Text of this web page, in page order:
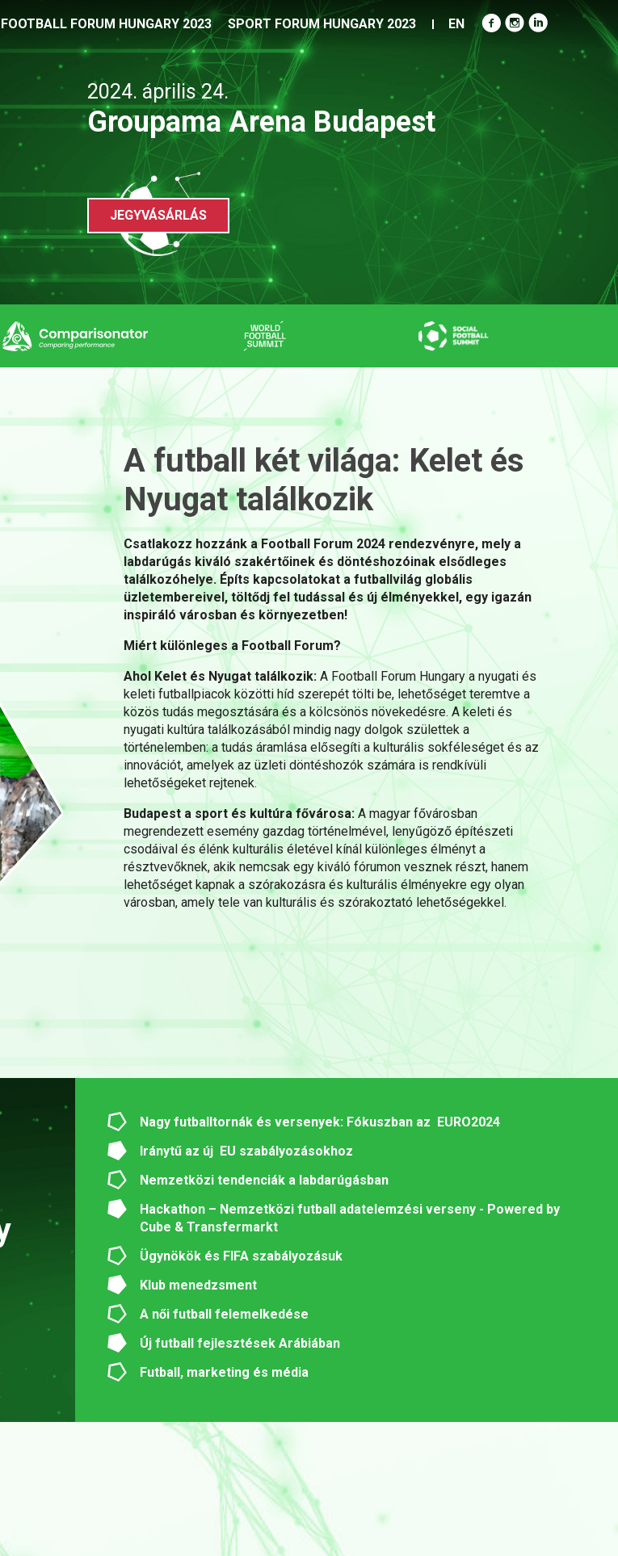
FOOTBALL FORUM HUNGARY 2023 SPORT FORUM HUNGARY 2023 EN
2024. április 24.
Groupama Arena Budapest
JEGYVÁSÁRLÁS
A futball két világa: Kelet és
Nyugat találkozik
Csatlakozz hozzánk a Football Forum 2024 rendezvényre, mely a
labdarúgás kiváló szakértőinek és döntéshozóinak elsődleges
találkozóhelye. Építs kapcsolatokat a futballvilág globális
üzletembereivel, töltődj fel tudással és új élményekkel, egy igazán
inspiráló városban és környezetben!
Miért különleges a Football Forum?
Ahol Kelet és Nyugat találkozik: A Football Forum Hungary a nyugati és
keleti futballpiacok közötti híd szerepét tölti be, lehetőséget teremtve a
közös tudás megosztására és a kölcsönös növekedésre. A keleti és
nyugati kultúra találkozásából mindig nagy dolgok születtek a
történelemben: a tudás áramlása elősegíti a kulturális sokféleséget és az
innovációt, amelyek az üzleti döntéshozók számára is rendkívüli
lehetőségeket rejtenek.
Budapest a sport és kultúra fővárosa:A magyar fővárosban
megrendezett esemény gazdag történelmével, lenyűgöző építészeti
csodáival és élénk kulturális életével kínál különleges élményt a
résztvevőknek, akik nemcsak egy kiváló fórumon vesznek részt, hanem
lehetőséget kapnak a szórakozásra és kulturális élményekre egy olyan
városban, amely tele van kulturális és szórakoztató lehetőségekkel.
Nagy futballtornák és versenyek: Fókuszban az EURO2024
Iránytű az új EU szabályozásokhoz
Nemzetközi tendenciák a labdarúgásban
Hackathon – Nemzetközi futball adatelemzési verseny - Powered by
Cube & Transfermarkt
Ügynökök és FIFA szabályozásuk
Klub menedzsment
A női futball felemelkedése
Új futball fejlesztések Arábiában
Futball, marketing és média